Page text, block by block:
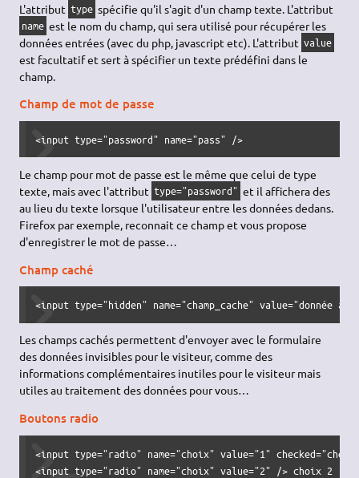
L'attribut type spécifie qu'il s'agit d'un champ texte. L'attribut
name est le nom du champ, qui sera utilisé pour récupérer les
données entrées (avec du php, javascript etc). L'attribut value
est facultatif et sert à spécifier un texte prédéfini dans le
champ.
Champ de mot de passe
<input type="password" name="pass" />
Le champ pour mot de passe est le même que celui de type
texte, mais avec l'attribut type="password" et il affichera des
au lieu du texte lorsque l'utilisateur entre les données dedans.
Firefox par exemple, reconnait ce champ et vous propose
d'enregistrer le mot de passe…
Champ caché
<input type="hidden" name="champ_cache" value="donnée à
Les champs cachés permettent d'envoyer avec le formulaire
des données invisibles pour le visiteur, comme des
informations complémentaires inutiles pour le visiteur mais
utiles au traitement des données pour vous…
Boutons radio
<input type="radio" name="choix" value="1"
<input type="radio" name="choix" value="2" /> choix 2